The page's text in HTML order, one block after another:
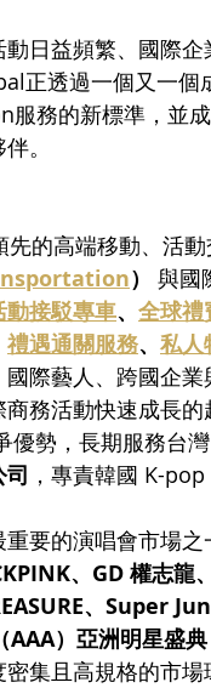
日益頻繁、國際
正透過一個又一
務的新標準，並
。
先的高端移動、活
） 與國
動接駁專車、 全球禮
禮遇通關服務、 私人
際藝人、跨國企
務活動快速成長
優勢，長期服務台
，專責韓國 K-
要的演唱會市場
、GD 權志龍
、Super
）亞洲明星盛典
集且高規格的市